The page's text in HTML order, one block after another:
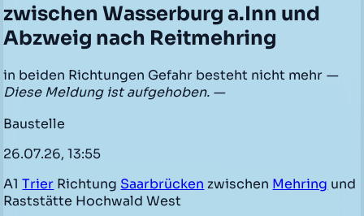
zwischen Wasserburg a.Inn und
Abzweig nach Reitmehring
in beiden Richtungen Gefahr besteht nicht mehr —
Diese Meldung ist aufgehoben. —
Baustelle
26.07.26, 13:55
A1Trier Richtung Saarbrücken zwischen Mehring und
Raststätte Hochwald West